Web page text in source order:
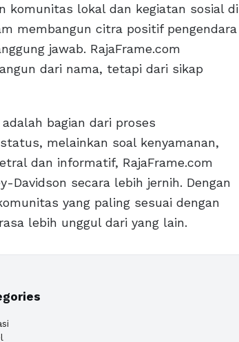
komunitas lokal dan kegiatan sosial di
membangun citra positif pengendara
jawab. RajaFrame.com
dari nama, tetapi dari sikap
bagian dari proses
melainkan soal kenyamanan,
dan informatif, RajaFrame.com
secara lebih jernih. Dengan
yang paling sesuai dengan
lebih unggul dari yang lain.